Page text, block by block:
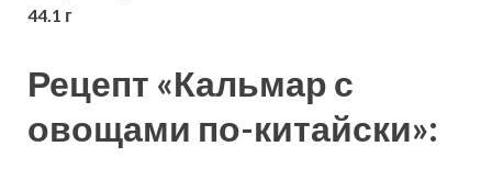
44.1 г
Рецепт «Кальмар с
овощами по-китайски»: